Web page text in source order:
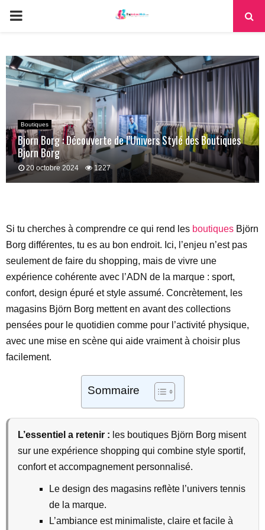
PRIMARY
Boutiques
Bjorn Borg : Découverte de l’Univers Stylé des Boutiques
Bjorn Borg
20 octobre 2024 1227
Si tu cherches à comprendre ce qui rend les boutiques Björn
Borg différentes, tu es au bon endroit. Ici, l’enjeu n’est pas
seulement de faire du shopping, mais de vivre une
expérience cohérente avec l’ADN de la marque : sport,
confort, design épuré et style assumé. Concrètement, les
magasins Björn Borg mettent en avant des collections
pensées pour le quotidien comme pour l’activité physique,
avec une mise en scène qui aide vraiment à choisir plus
facilement.
Sommaire
L’essentiel a retenir : les boutiques Björn Borg misent
sur une expérience shopping qui combine style sportif,
confort et accompagnement personnalisé.
Le design des magasins reflète l’univers tennis
de la marque.
L’ambiance est minimaliste, claire et facile à